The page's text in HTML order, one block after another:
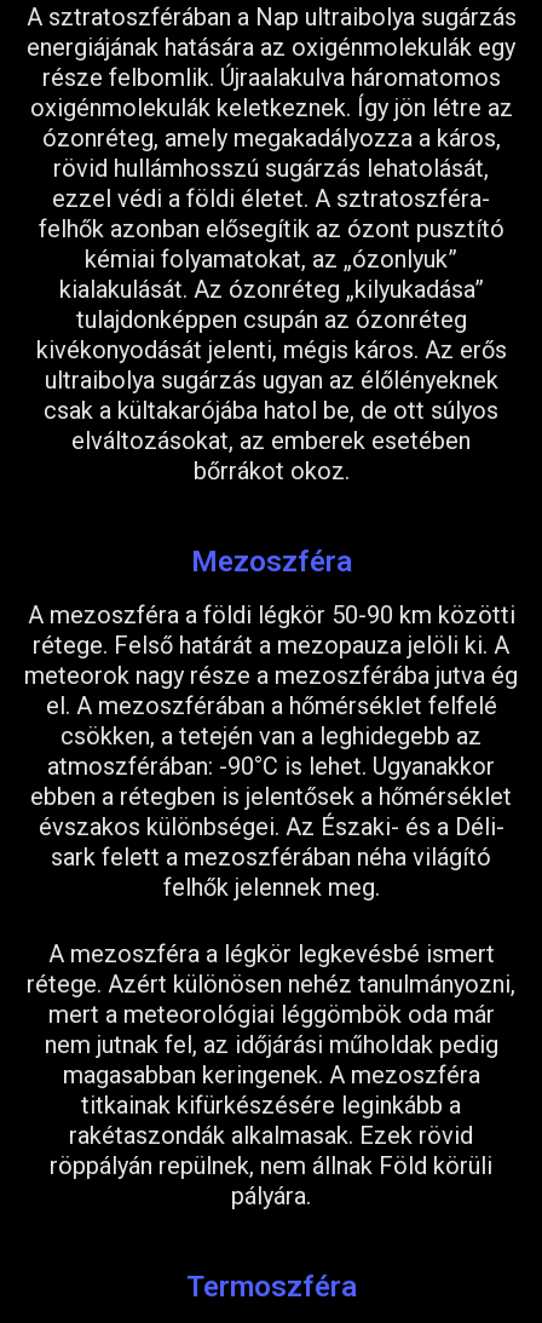
A sztratoszférában a Nap ultraibolya sugárzás
energiájának hatására az oxigénmolekulák egy
része felbomlik. Újraalakulva háromatomos
oxigénmolekulák keletkeznek. Így jön létre az
ózonréteg, amely megakadályozza a káros,
rövid hullámhosszú sugárzás lehatolását,
ezzel védi a földi életet. A sztratoszféra-
felhők azonban elősegítik az ózont pusztító
kémiai folyamatokat, az „ózonlyuk”
kialakulását. Az ózonréteg „kilyukadása”
tulajdonképpen csupán az ózonréteg
kivékonyodását jelenti, mégis káros. Az erős
ultraibolya sugárzás ugyan az élőlényeknek
csak a kültakarójába hatol be, de ott súlyos
elváltozásokat, az emberek esetében
bőrrákot okoz.
Mezoszféra
A mezoszféra a földi légkör 50-90 km közötti
rétege. Felső határát a mezopauza jelöli ki. A
meteorok nagy része a mezoszférába jutva ég
el. A mezoszférában a hőmérséklet felfelé
csökken, a tetején van a leghidegebb az
atmoszférában: -90°C is lehet. Ugyanakkor
ebben a rétegben is jelentősek a hőmérséklet
évszakos különbségei. Az Északi- és a Déli-
sark felett a mezoszférában néha világító
felhők jelennek meg.
A mezoszféra a légkör legkevésbé ismert
rétege. Azért különösen nehéz tanulmányozni,
mert a meteorológiai léggömbök oda már
nem jutnak fel, az időjárási műholdak pedig
magasabban keringenek. A mezoszféra
titkainak kifürkészésére leginkább a
rakétaszondák alkalmasak. Ezek rövid
röppályán repülnek, nem állnak Föld körüli
pályára.
Termoszféra